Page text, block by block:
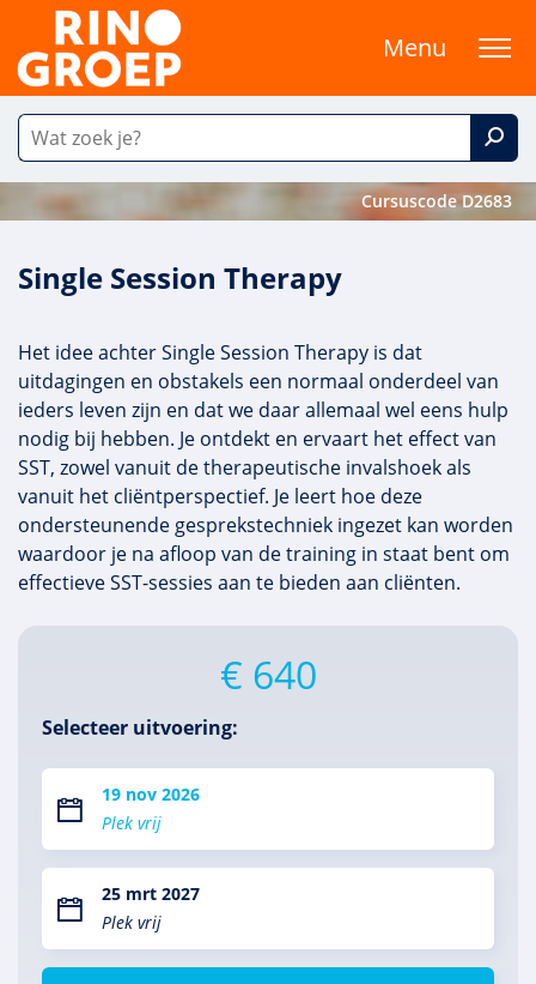
Menu
Cursuscode D2683
Single Session Therapy
Het idee achter Single Session Therapy is dat
uitdagingen en obstakels een normaal onderdeel van
ieders leven zijn en dat we daar allemaal wel eens hulp
nodig bij hebben. Je ontdekt en ervaart het effect van
SST, zowel vanuit de therapeutische invalshoek als
vanuit het cliëntperspectief. Je leert hoe deze
ondersteunende gesprekstechniek ingezet kan worden
waardoor je na afloop van de training in staat bent om
effectieve SST-sessies aan te bieden aan cliënten.
€ 640
Selecteer uitvoering:
19 nov 2026
Plek vrij
25 mrt 2027
Plek vrij